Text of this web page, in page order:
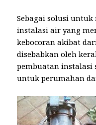
Sebagai solusi
instalasi air yang
kebocoran akibat
disebabkan oleh
pembuatan instalasi
untuk perumahan